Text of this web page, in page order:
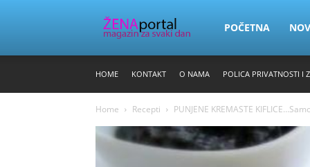
Zena
POČETNA
HOME KONTAKT O NAMA POLICA PRIVATNOSTI I
Home Recepti PUNJENE KREMASTE